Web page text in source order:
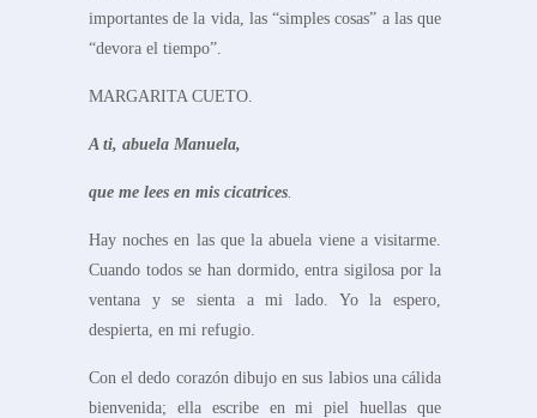
importantes de la vida, las “simples cosas” a las que
“devora el tiempo”.
MARGARITA CUETO.
A ti, abuela Manuela,
que me lees en mis cicatrices
Hay noches en las que la abuela viene a visitarme.
Cuando todos se han dormido, entra sigilosa por la
ventana y se sienta a mi lado. Yo la espero,
despierta, en mi refugio.
Con el dedo corazón dibujo en sus labios una cálida
bienvenida; ella escribe en mi piel huellas que